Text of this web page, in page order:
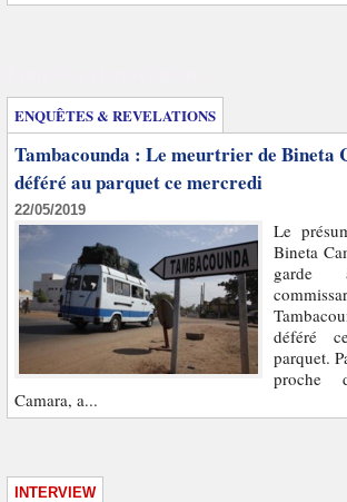
ENQUÊTES & REVELATIONS
Tambacounda : Le meurtrier de Bineta
déféré au parquet ce mercredi
22/05/2019
Le
Bineta
déféré
parquet.
proche
Camara, a...
INTERVIEW